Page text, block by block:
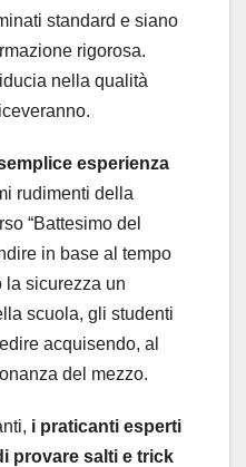
standard e siano
rigorosa.
nella qualità
esperienza
rudimenti della
“Battesimo del
in base al tempo
la sicurezza un
scuola, gli studenti
acquisendo, al
del mezzo.
i praticanti esperti
provare salti e trick